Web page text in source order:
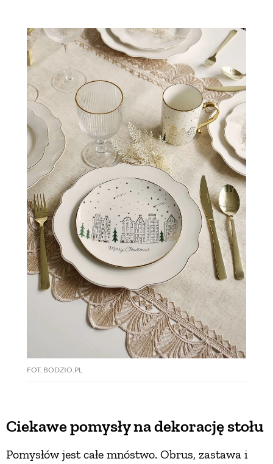
FOT. BODZIO.PL
Ciekawe pomysły na dekorację stołu
Pomysłów jest całe mnóstwo. Obrus, zastawa i